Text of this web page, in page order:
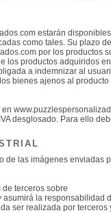
estarán
como tales. Su plazo
por los
los productos adquiridos
a indemnizar al
bienes ajenos al
desglosado. Para ello
las imágenes
terceros sobre
la
ser realizada por